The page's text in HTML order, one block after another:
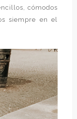
cómodos
siempre en el